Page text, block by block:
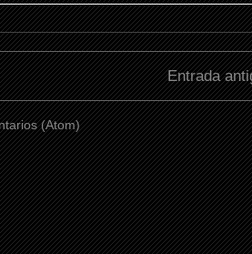
Entrada
(Atom)